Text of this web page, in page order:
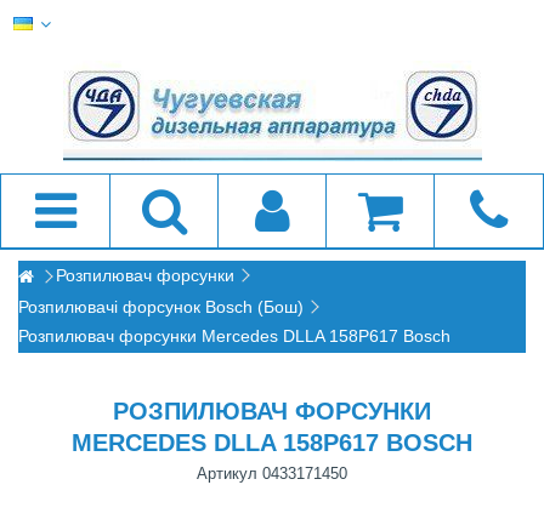
Розпилювач форсунки
Розпилювачі форсунок Bosch (Бош)
Розпилювач форсунки Mercedes DLLA 158P617 Bosch
РОЗПИЛЮВАЧ ФОРСУНКИ
MERCEDES DLLA 158P617 BOSCH
Артикул 0433171450